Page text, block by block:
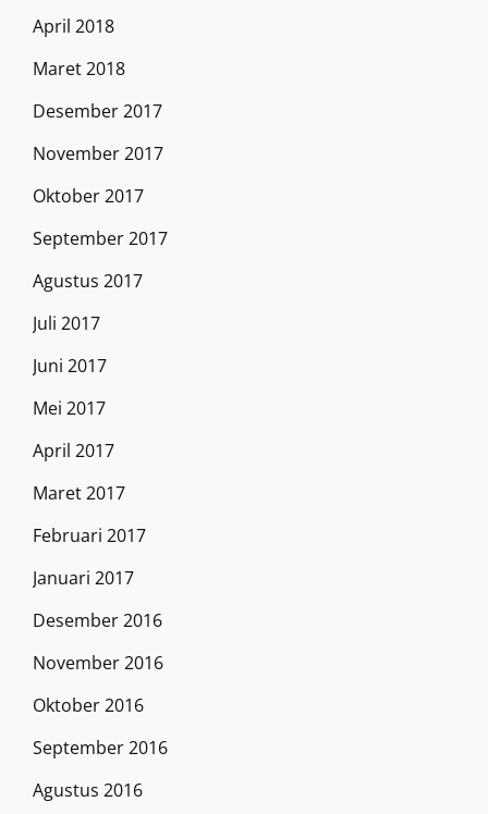
April 2018
Maret 2018
Desember 2017
November 2017
Oktober 2017
September 2017
Agustus 2017
Juli 2017
Juni 2017
Mei 2017
April 2017
Maret 2017
Februari 2017
Januari 2017
Desember 2016
November 2016
Oktober 2016
September 2016
Agustus 2016